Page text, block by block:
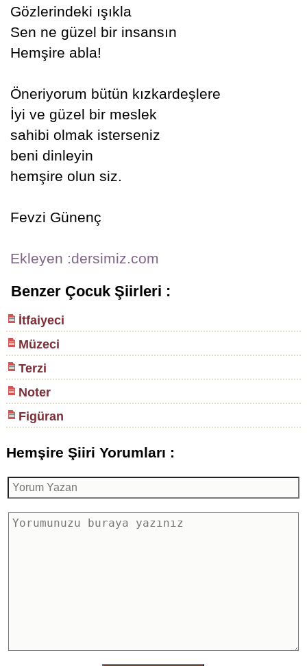
Gözlerindeki ışıkla
Sen ne güzel bir insansın
Hemşire abla!
Öneriyorum bütün kızkardeşlere
İyi ve güzel bir meslek
sahibi olmak isterseniz
beni dinleyin
hemşire olun siz.
Fevzi Günenç
Ekleyen :dersimiz.com
Benzer Çocuk Şiirleri :
İtfaiyeci
Müzeci
Terzi
Noter
Figüran
Hemşire Şiiri Yorumları :